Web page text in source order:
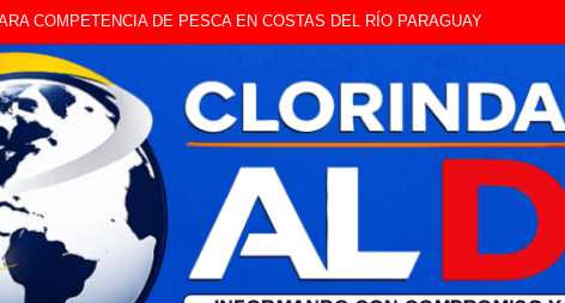
ESTE SÁBADO LA EDICIÓN DÍA DEL NIÑO